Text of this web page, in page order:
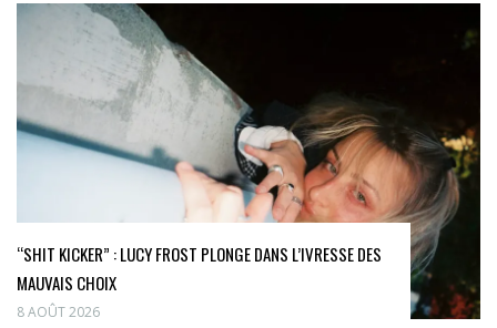
“SHIT KICKER” : LUCY FROST PLONGE DANS L’IVRESSE DES
MAUVAIS CHOIX
8 AOÛT 2026